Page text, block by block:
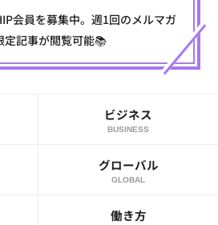
会員を募集中。週1回のメルマガ
定記事が閲覧可能📚
ビジネス
BUSINESS
グローバル
GLOBAL
働き方